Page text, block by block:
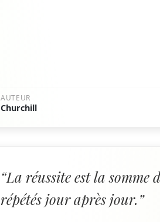
AUTEUR
Churchill
“La réussite est la somme
répétés jour après jour.”